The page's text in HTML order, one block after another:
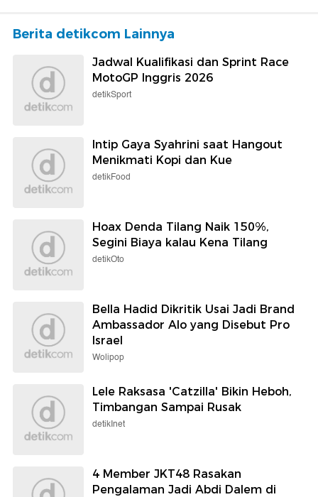
Berita detikcom Lainnya
Jadwal Kualifikasi dan Sprint Race
MotoGP Inggris 2026
detikSport
Intip Gaya Syahrini saat Hangout
Menikmati Kopi dan Kue
detikFood
Hoax Denda Tilang Naik 150%,
Segini Biaya kalau Kena Tilang
detikOto
Bella Hadid Dikritik Usai Jadi Brand
Ambassador Alo yang Disebut Pro
Israel
Wolipop
Lele Raksasa 'Catzilla' Bikin Heboh,
Timbangan Sampai Rusak
detikInet
4 Member JKT48 Rasakan
Pengalaman Jadi Abdi Dalem di